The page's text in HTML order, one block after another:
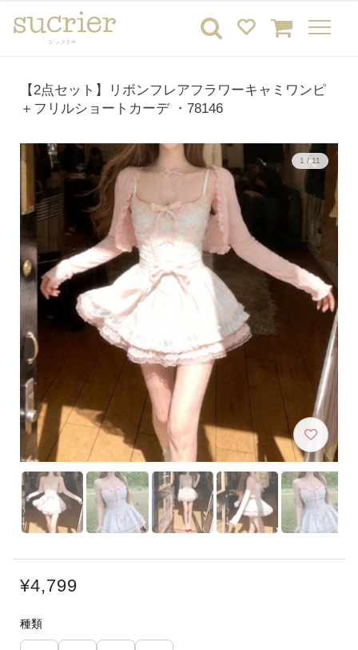
【2点セット】リボンフレアフラワーキャミワンピ
＋フリルショートカーデ ・78146
1 / 11
¥4,799
種類